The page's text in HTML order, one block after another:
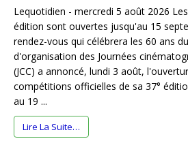
Lequotidien - mercredi 5 août 2026
édition sont ouvertes jusqu'au 15
rendez-vous qui célébrera les 60 ans
d'organisation des Journées
(JCC) a annoncé, lundi 3 août,
compétitions officielles de sa 37°
au 19 ...
Lire La Suite…